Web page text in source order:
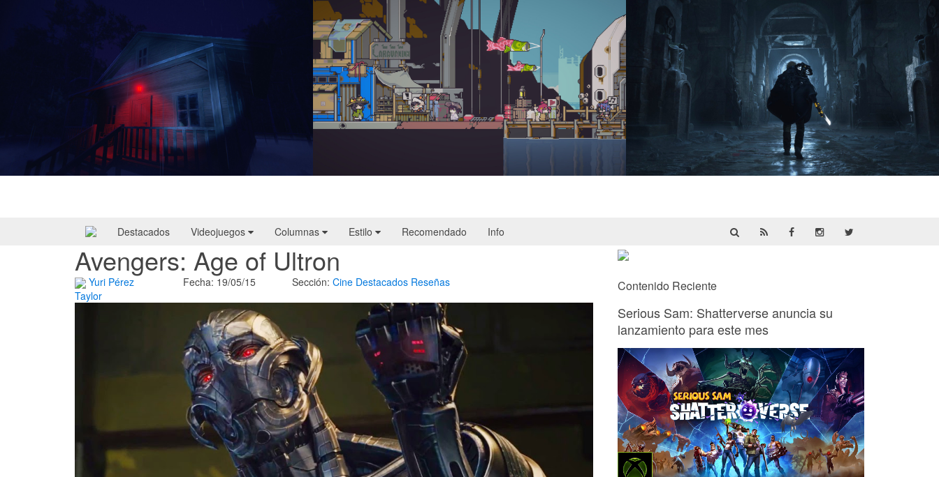
Destacados Videojuegos Columnas Estilo Recomendado Info
Avengers: Age of Ultron
Yuri Pérez
Taylor
Fecha: 19/05/15 Sección: Cine Destacados Reseñas Contenido Reciente
Serious Sam: Shatterverse anuncia su
lanzamiento para este mes